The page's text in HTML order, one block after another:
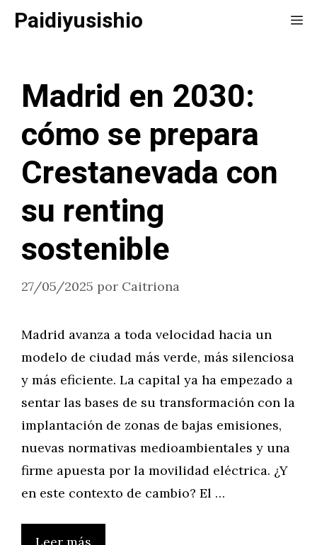
SaltarPaidiyusishio
Madrid en 2030:
cómo se prepara
Crestanevada con
su renting
sostenible
27/05/2025 por Caitriona
Madrid avanza a toda velocidad hacia un
modelo de ciudad más verde, más silenciosa
y más eficiente. La capital ya ha empezado a
sentar las bases de su transformación con la
implantación de zonas de bajas emisiones,
nuevas normativas medioambientales y una
firme apuesta por la movilidad eléctrica. ¿Y
en este contexto de cambio? El …